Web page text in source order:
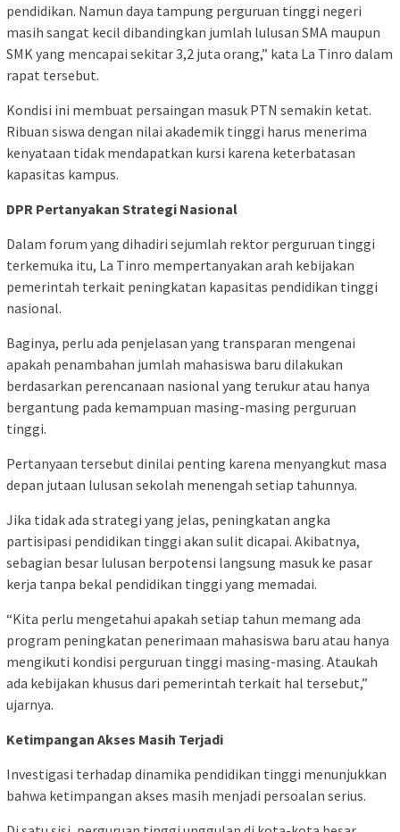
pendidikan. Namun daya tampung perguruan tinggi negeri
masih sangat kecil dibandingkan jumlah lulusan SMA maupun
SMK yang mencapai sekitar 3,2 juta orang,” kata La Tinro dalam
rapat tersebut.
Kondisi ini membuat persaingan masuk PTN semakin ketat.
Ribuan siswa dengan nilai akademik tinggi harus menerima
kenyataan tidak mendapatkan kursi karena keterbatasan
kapasitas kampus.
DPR Pertanyakan Strategi Nasional
Dalam forum yang dihadiri sejumlah rektor perguruan tinggi
terkemuka itu, La Tinro mempertanyakan arah kebijakan
pemerintah terkait peningkatan kapasitas pendidikan tinggi
nasional.
Baginya, perlu ada penjelasan yang transparan mengenai
apakah penambahan jumlah mahasiswa baru dilakukan
berdasarkan perencanaan nasional yang terukur atau hanya
bergantung pada kemampuan masing-masing perguruan
tinggi.
Pertanyaan tersebut dinilai penting karena menyangkut masa
depan jutaan lulusan sekolah menengah setiap tahunnya.
Jika tidak ada strategi yang jelas, peningkatan angka
partisipasi pendidikan tinggi akan sulit dicapai. Akibatnya,
sebagian besar lulusan berpotensi langsung masuk ke pasar
kerja tanpa bekal pendidikan tinggi yang memadai.
“Kita perlu mengetahui apakah setiap tahun memang ada
program peningkatan penerimaan mahasiswa baru atau hanya
mengikuti kondisi perguruan tinggi masing-masing. Ataukah
ada kebijakan khusus dari pemerintah terkait hal tersebut,”
ujarnya.
Ketimpangan Akses Masih Terjadi
Investigasi terhadap dinamika pendidikan tinggi menunjukkan
bahwa ketimpangan akses masih menjadi persoalan serius.